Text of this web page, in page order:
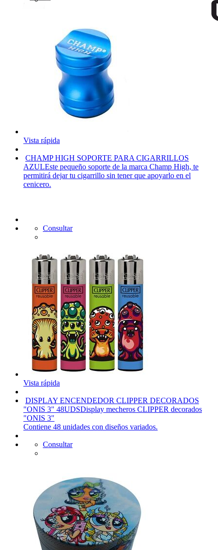
Vista rápida
CHAMP HIGH SOPORTE PARA CIGARRILLOS
AZULEste pequeño soporte de la marca Champ High, te
permitirá dejar tu cigarrillo sin tener que apoyarlo en el
cenicero.
Consultar
Vista rápida
DISPLAY ENCENDEDOR CLIPPER DECORADOS
"ONIS 3" 48UDSDisplay mecheros CLIPPER decorados
"ONIS 3"
Contiene 48 unidades con diseños variados.
Consultar